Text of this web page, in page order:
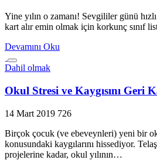
Yine yılın o zamanı! Sevgililer günü
kart alır emin olmak için korkunç sınıf
Devamını Oku
Dahil olmak
Okul Stresi ve Kaygısını Geri
14 Mart 2019 726
Birçok çocuk (ve ebeveynleri) yeni bir
konusundaki kaygılarını hissediyor.
projelerine kadar, okul yılının…